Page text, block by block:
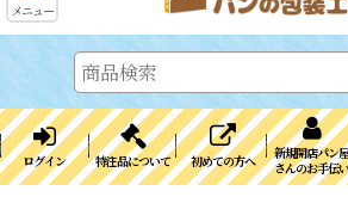
メニュー
ログイン 特注品について 初めての方へ
新規開店パン屋
さんのお手伝い